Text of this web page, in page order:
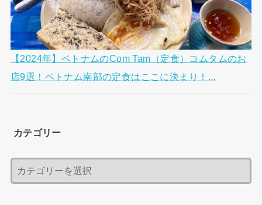
【2024年】ベトナムのCom Tam（定食）コムタムのお
店9選！ベトナム南部の定食はここに決まり！...
カテゴリー